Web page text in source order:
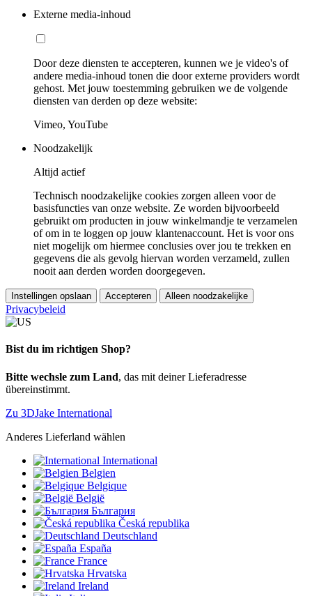
Externe media-inhoud
Door deze diensten te accepteren, kunnen we je video's of
andere media-inhoud tonen die door externe providers wordt
gehost. Met jouw toestemming gebruiken we de volgende
diensten van derden op deze website:
Vimeo, YouTube
Noodzakelijk
Altijd actief
Technisch noodzakelijke cookies zorgen alleen voor de
basisfuncties van onze website. Ze worden bijvoorbeeld
gebruikt om producten in jouw winkelmandje te verzamelen
of om in te loggen op jouw klantenaccount. Het is voor ons
niet mogelijk om hiermee conclusies over jou te trekken en
gegevens die als gevolg hiervan worden verzameld, zullen
nooit aan derden worden doorgegeven.
Instellingen opslaan Accepteren Alleen noodzakelijke
Privacybeleid
Bist du im richtigen Shop?
Bitte wechsle zum Land, das mit deiner Lieferadresse
übereinstimmt.
Zu 3DJake International
Anderes Lieferland wählen
International
Belgien
Belgique
België
България
Česká republika
Deutschland
España
France
Hrvatska
Ireland